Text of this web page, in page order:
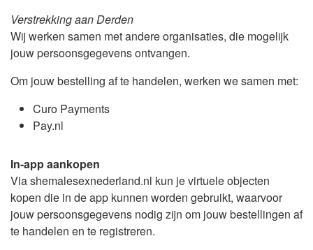
Verstrekking aan Derden
Wij werken samen met andere organisaties, die mogelijk
jouw persoonsgegevens ontvangen.
Om jouw bestelling af te handelen, werken we samen met:
Curo Payments
Pay.nl
In-app aankopen
Via shemalesexnederland.nl kun je virtuele objecten
kopen die in de app kunnen worden gebruikt, waarvoor
jouw persoonsgegevens nodig zijn om jouw bestellingen af
te handelen en te registreren.